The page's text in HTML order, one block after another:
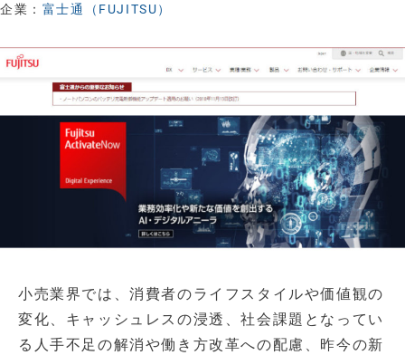
企業： 富士通（FUJITSU）
小売業界では、消費者のライフスタイルや価値観の
変化、キャッシュレスの浸透、社会課題となってい
る人手不足の解消や働き方改革への配慮、昨今の新